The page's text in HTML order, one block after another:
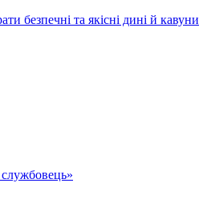
безпечні та якісні дині й кавуни